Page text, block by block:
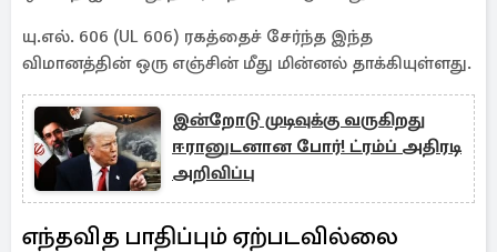
யு.எல். 606 (UL 606) ரகத்தைச் சேர்ந்த இந்த
விமானத்தின் ஒரு எஞ்சின் மீது மின்னல் தாக்கியுள்ளது.
இன்றோடு முடிவுக்கு வருகிறது
ஈரானுடனான போர்! ட்ரம்ப் அதிரடி
அறிவிப்பு
எந்தவித பாதிப்பும் ஏற்படவில்லை